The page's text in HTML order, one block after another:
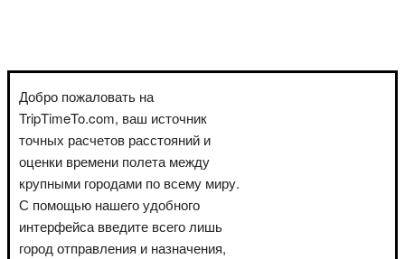
Добро пожаловать на
TripTimeTo.com, ваш источник
точных расчетов расстояний и
оценки времени полета между
крупными городами по всему миру.
С помощью нашего удобного
интерфейса введите всего лишь
город отправления и назначения,